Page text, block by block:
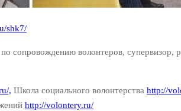
shk7/
сопровождению волонтеров, супервизор,
, Школа социального волонтерства http://
http://volontery.ru/